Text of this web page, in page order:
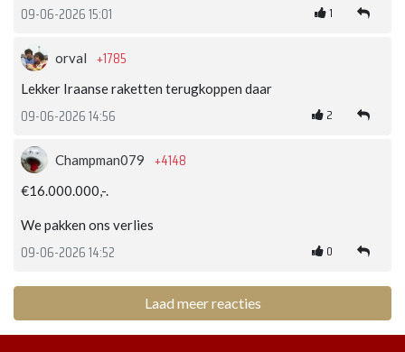
09-06-2026 15:01 1
orval +1785
Lekker Iraanse raketten terugkoppen daar
09-06-2026 14:56 2
Champman079 +4148
€16.000.000,-.
We pakken ons verlies
09-06-2026 14:52 0
Laad meer reacties